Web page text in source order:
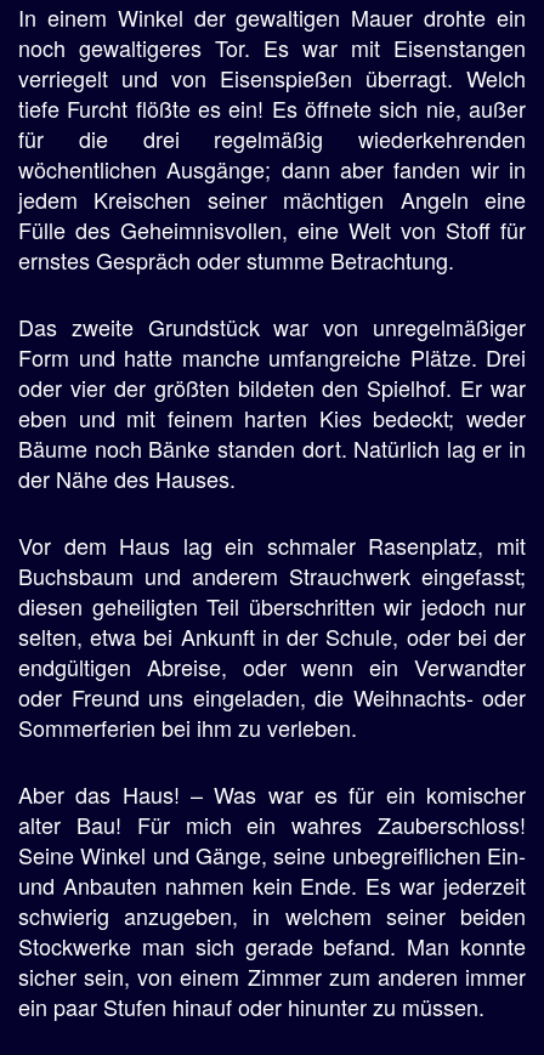
In einem Winkel der gewaltigen Mauer drohte ein
noch gewaltigeres Tor. Es war mit Eisenstangen
verriegelt und von Eisenspießen überragt. Welch
tiefe Furcht flößte es ein! Es öffnete sich nie, außer
für die drei regelmäßig wiederkehrenden
wöchentlichen Ausgänge; dann aber fanden wir in
jedem Kreischen seiner mächtigen Angeln eine
Fülle des Geheimnisvollen, eine Welt von Stoff für
ernstes Gespräch oder stumme Betrachtung.
Das zweite Grundstück war von unregelmäßiger
Form und hatte manche umfangreiche Plätze. Drei
oder vier der größten bildeten den Spielhof. Er war
eben und mit feinem harten Kies bedeckt; weder
Bäume noch Bänke standen dort. Natürlich lag er in
der Nähe des Hauses.
Vor dem Haus lag ein schmaler Rasenplatz, mit
Buchsbaum und anderem Strauchwerk eingefasst;
diesen geheiligten Teil überschritten wir jedoch nur
selten, etwa bei Ankunft in der Schule, oder bei der
endgültigen Abreise, oder wenn ein Verwandter
oder Freund uns eingeladen, die Weihnachts- oder
Sommerferien bei ihm zu verleben.
Aber das Haus! – Was war es für ein komischer
alter Bau! Für mich ein wahres Zauberschloss!
Seine Winkel und Gänge, seine unbegreiflichen Ein-
und Anbauten nahmen kein Ende. Es war jederzeit
schwierig anzugeben, in welchem seiner beiden
Stockwerke man sich gerade befand. Man konnte
sicher sein, von einem Zimmer zum anderen immer
ein paar Stufen hinauf oder hinunter zu müssen.